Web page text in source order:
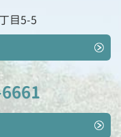
目5-5